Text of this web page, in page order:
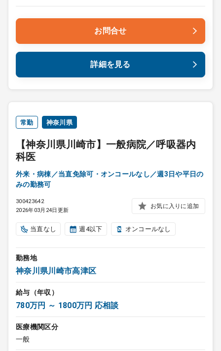
お問合せ
詳細を見る
常勤 神奈川県
【神奈川県川崎市】一般病院／呼吸器内
科医
外来・病棟／当直免除可・オンコールなし／週3日や平日の
みの勤務可
300423642
2026年03月24日更新
お気に入りに追加
当直なし 週4以下 オンコールなし
勤務地
神奈川県川崎市高津区
給与（年収）
780万円 ～ 1800万円 応相談
医療機関区分
一般